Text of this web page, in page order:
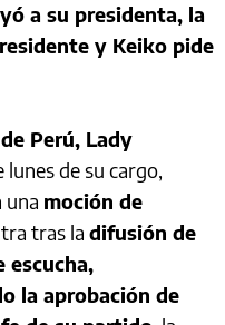
a su presidenta, la
y Keiko pide
Perú, Lady
lunes de su cargo,
una moción de
tras la difusión de
escucha,
la aprobación de